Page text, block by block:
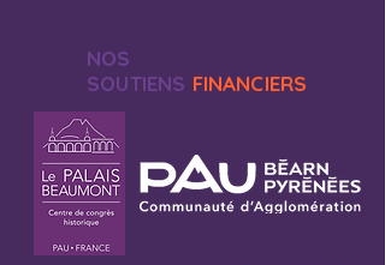
NOS
SOUTIENS FINANCIERS